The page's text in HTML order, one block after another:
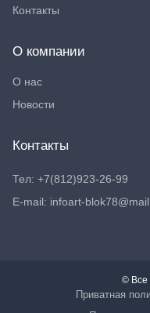
Контакты
О компании
О нас
Новости
Контакты
Тел: +7(812)923-26-99
E-mail: infoart-
© Все
Приватная